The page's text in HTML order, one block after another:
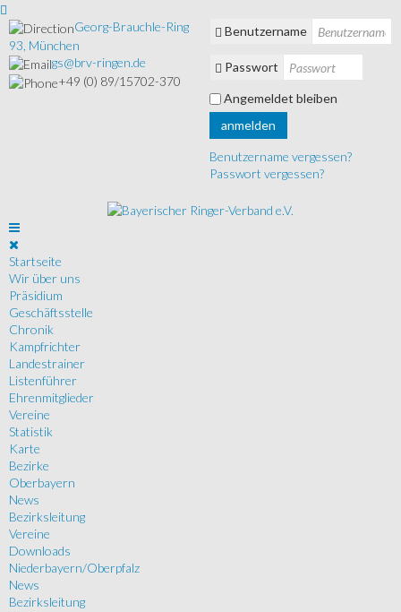
Georg-Brauchle-Ring
93, München
gs@brv-ringen.de
+49 (0) 89/15702-370
Benutzername
Passwort
Angemeldet bleiben
anmelden
Benutzername vergessen?
Passwort vergessen?
Startseite
Wir über uns
Präsidium
Geschäftsstelle
Chronik
Kampfrichter
Landestrainer
Listenführer
Ehrenmitglieder
Vereine
Statistik
Karte
Bezirke
Oberbayern
News
Bezirksleitung
Vereine
Downloads
Niederbayern/Oberpfalz
News
Bezirksleitung